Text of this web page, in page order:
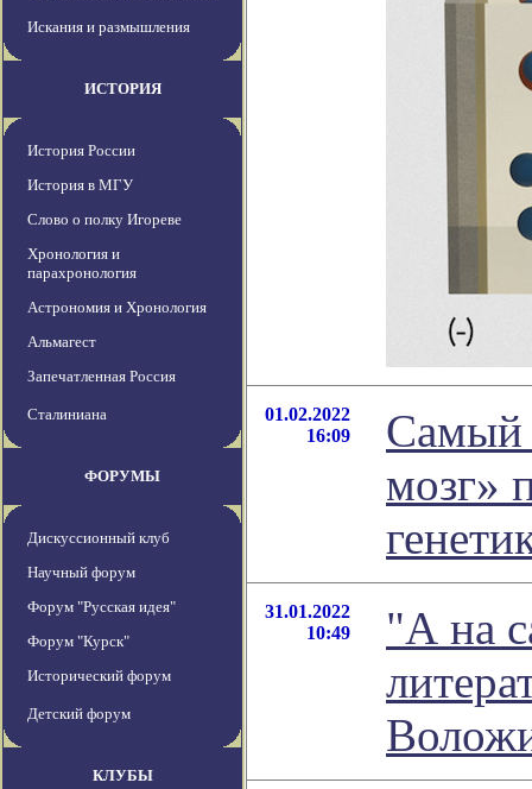
Искания и размышления
ИСТОРИЯ
История России
История в МГУ
Слово о полку Игореве
Хронология и
парахронология
Астрономия и Хронология
Альмагест
Запечатленная Россия
Сталиниана
ФОРУМЫ
Дискуссионный клуб
Научный форум
Форум "Русская идея"
Форум "Курск"
Исторический форум
Детский форум
КЛУБЫ
01.02.2022
16:09
Самый
мозг»
31.01.2022
10:49
"А на